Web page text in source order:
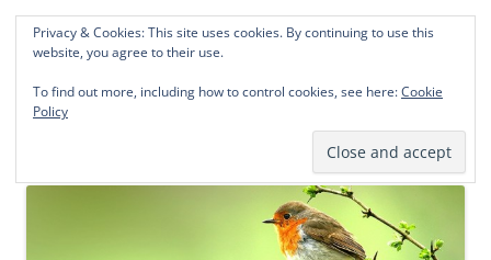
Norddeutsche Genealogien
Michael Kohlhaas und Jens Kirchhoff
springen
Privacy & Cookies: This site uses cookies. By continuing to use this
website, you agree to their use.
To find out more, including how to control cookies, see here:Cookie
Policy